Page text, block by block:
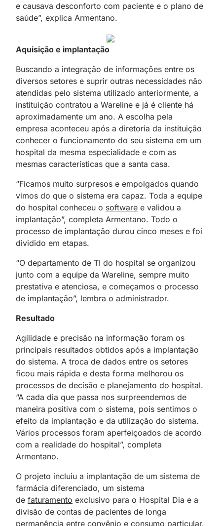
e causava desconforto com paciente e o plano de
saúde”, explica Armentano.
Aquisição e implantação
Buscando a integração de informações entre os
diversos setores e suprir outras necessidades não
atendidas pelo sistema utilizado anteriormente, a
instituição contratou a Wareline e já é cliente há
aproximadamente um ano. A escolha pela
empresa aconteceu após a diretoria da instituição
conhecer o funcionamento do seu sistema em um
hospital da mesma especialidade e com as
mesmas características que a santa casa.
“Ficamos muito surpresos e empolgados quando
vimos do que o sistema era capaz. Toda a equipe
do hospital conheceu o software e validou a
implantação”, completa Armentano. Todo o
processo de implantação durou cinco meses e foi
dividido em etapas.
“O departamento de TI do hospital se organizou
junto com a equipe da Wareline, sempre muito
prestativa e atenciosa, e começamos o processo
de implantação”, lembra o administrador.
Resultado
Agilidade e precisão na informação foram os
principais resultados obtidos após a implantação
do sistema. A troca de dados entre os setores
ficou mais rápida e desta forma melhorou os
processos de decisão e planejamento do hospital.
“A cada dia que passa nos surpreendemos de
maneira positiva com o sistema, pois sentimos o
efeito da implantação e da utilização do sistema.
Vários processos foram aperfeiçoados de acordo
com a realidade do hospital”, completa
Armentano.
O projeto incluiu a implantação de um sistema de
farmácia diferenciado, um sistema
de faturamento exclusivo para o Hospital Dia e a
divisão de contas de pacientes de longa
permanência entre convênio e consumo particular.